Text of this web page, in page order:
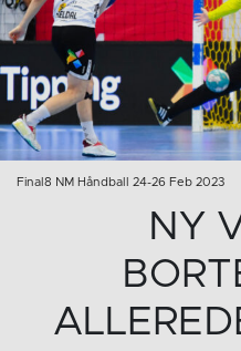
Final8 NM Håndball 24-26 Feb 2023
NY